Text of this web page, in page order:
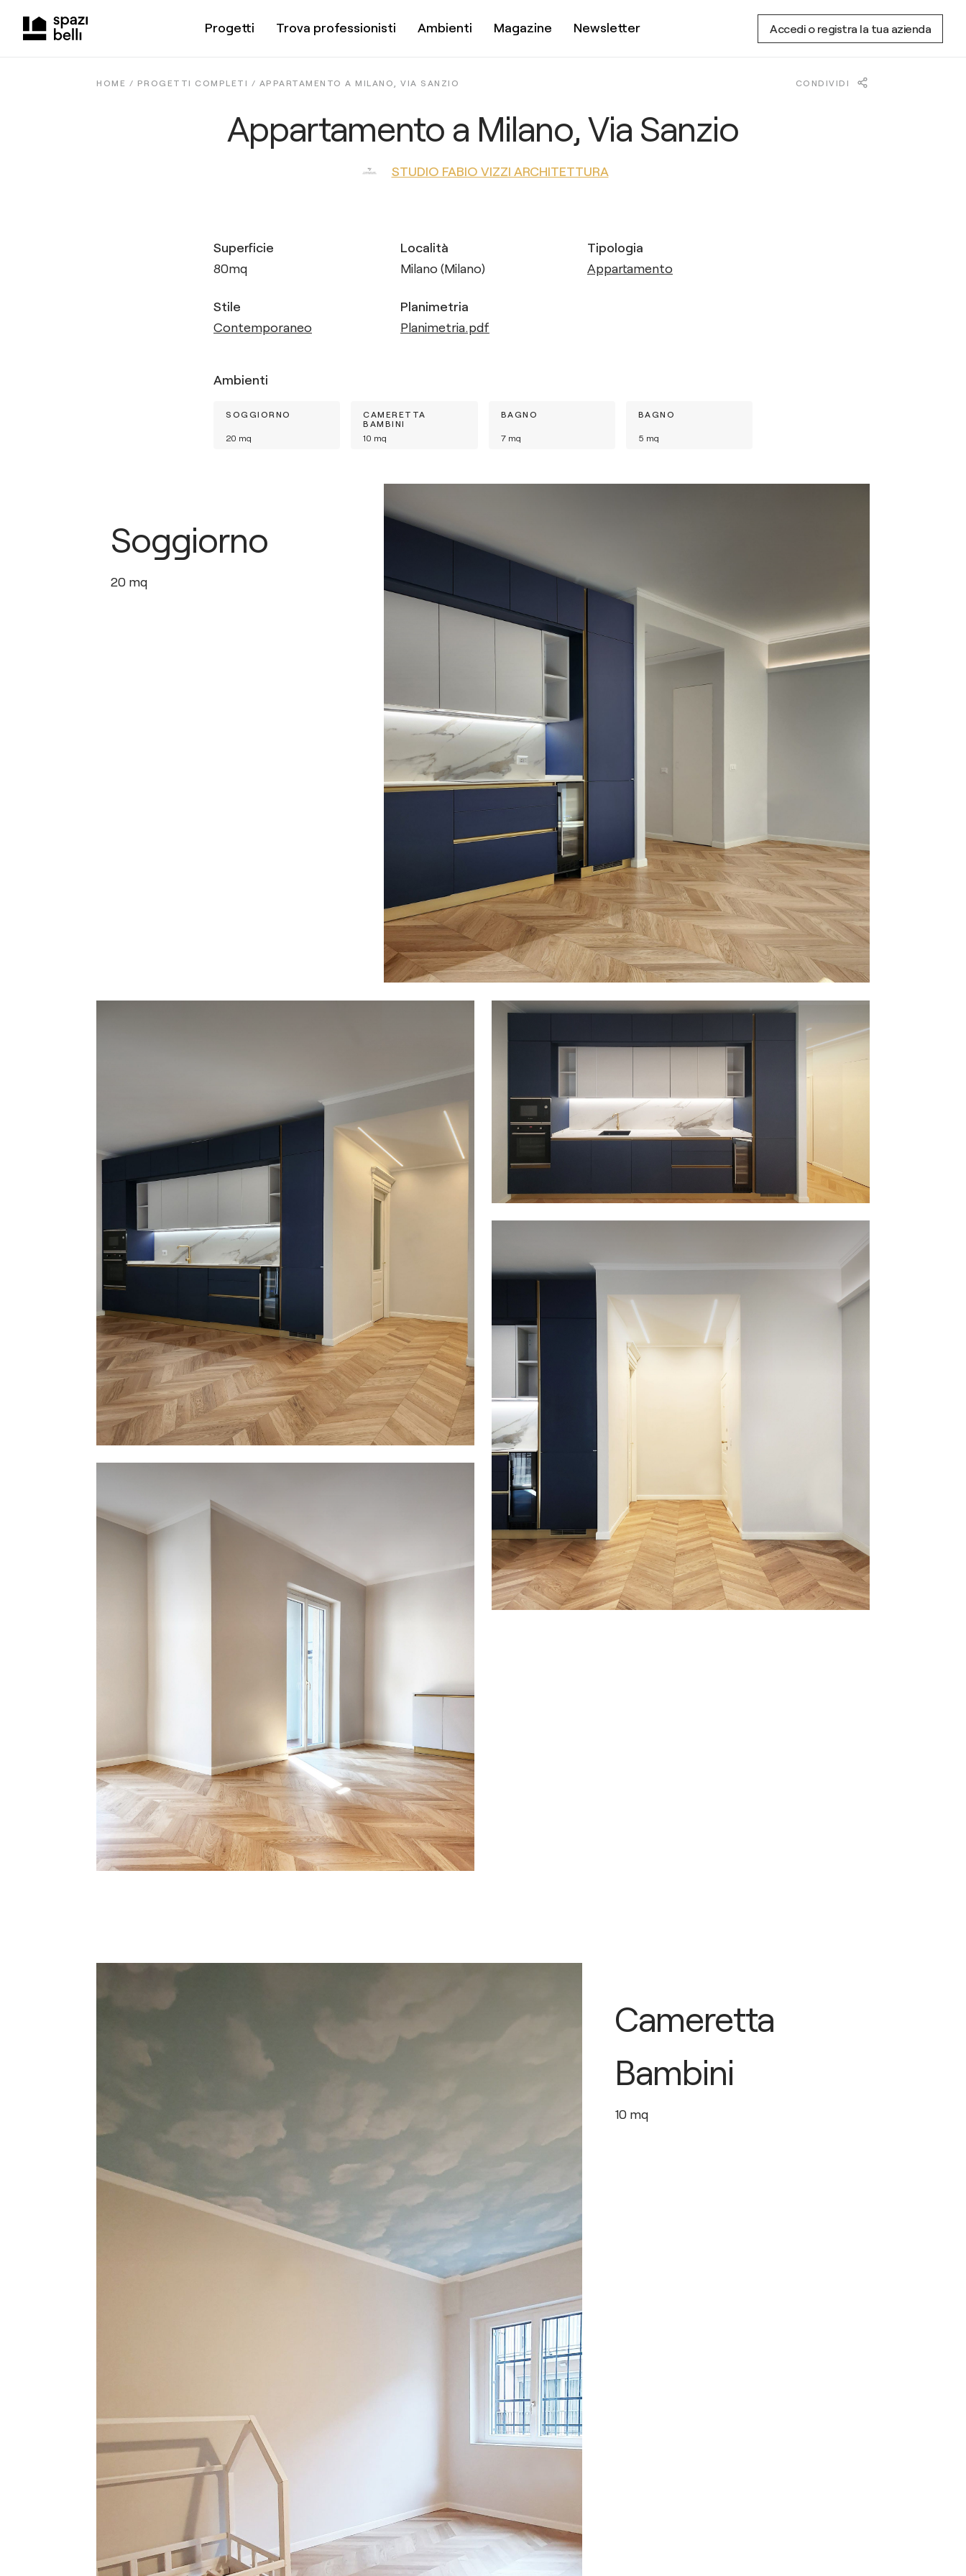
Progetti Trova professionisti Ambienti Magazine Newsletter Accedi o registra la tua azienda
HOME / PROGETTI COMPLETI / APPARTAMENTO A MILANO, VIA SANZIO CONDIVIDI
Appartamento a Milano, Via Sanzio
STUDIO FABIO VIZZI ARCHITETTURA
Superficie
80mq
Località
Milano (Milano)
Tipologia
Appartamento
Stile
Contemporaneo
Planimetria
Planimetria.pdf
Ambienti
SOGGIORNO
20 mq
CAMERETTA
BAMBINI
10 mq
BAGNO
7mq
BAGNO
5 mq
Soggiorno
20 mq
Cameretta
Bambini
10mq